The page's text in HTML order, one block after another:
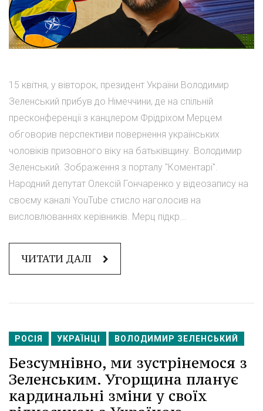
15 квітня, у вівторок, президент України Володимир
Зеленський прибув до Німеччини, де на спільній
пресконференції з канцлером Фрідріхом Мерцем
обговорив перспективи повернення українських
чоловіків призовного віку на батьківщину. Володимир
Зеленський. Зображення з порталу "Коментарі".
Народний депутат Олексій Гончаренко у відеозапису на
своєму каналі YouTube стисло наголосив на
висловлюваннях керівників. Мерц підкр...
ЧИТАТИ ДАЛІ
РОСІЯ УКРАЇНЦІ ВОЛОДИМИР ЗЕЛЕНСЬКИЙ
Безсумнівно, ми зустрінемося з
Зеленським. Угорщина планує
кардинальні зміни у своїх